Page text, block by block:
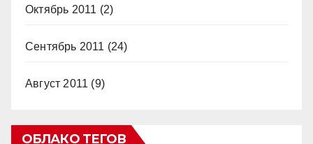
Октябрь 2011 (2)
Сентябрь 2011 (24)
Август 2011 (9)
ОБЛАКО ТЕГОВ